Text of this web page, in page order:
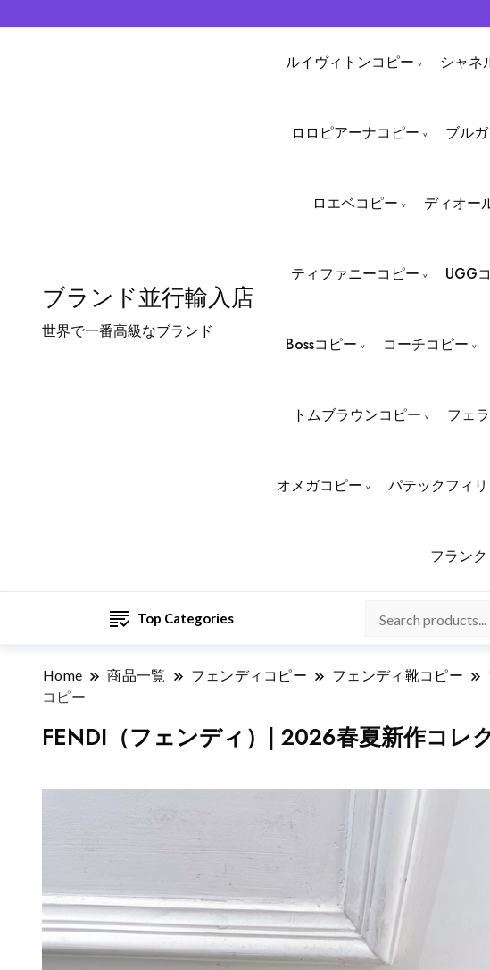
ブランド並行輸入店
世界で一番高級なブランド
ルイヴィトンコピー シャネ
ロロピアーナコピー ブル
ロエベコピー ディオー
ティファニーコピー UGG
Bossコピー コーチコピー
トムブラウンコピー フェ
オメガコピー パテックフィ
フラン
Top Categories
Home 商品一覧 フェンディコピー フェンディ靴コピー
コピー
FENDI（フェンディ）| 2026春夏新作コレ